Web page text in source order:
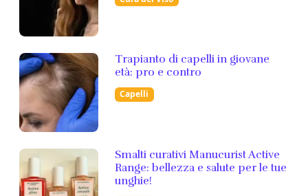
Trapianto di capelli in giovane
età: pro e contro
Capelli
Smalti curativi Manucurist Active
Range: bellezza e salute per le tue
unghie!